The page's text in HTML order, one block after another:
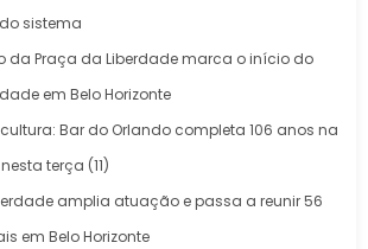
sistema
da Praça da Liberdade marca o início do
em Belo Horizonte
Bar do Orlando completa 106 anos na
terça (11)
amplia atuação e passa a reunir 56
em Belo Horizonte